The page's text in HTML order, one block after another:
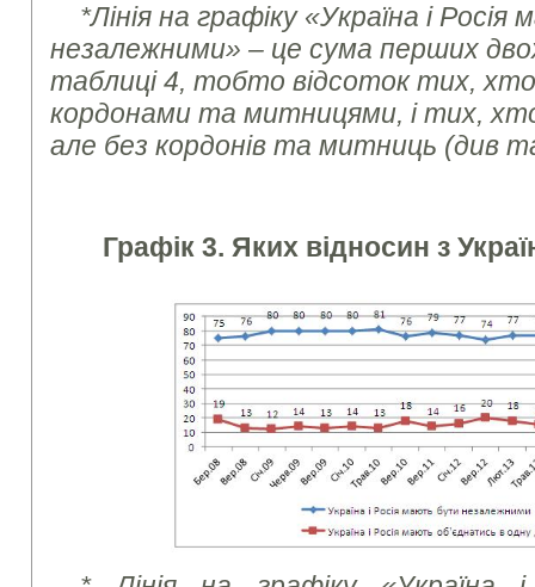
*Лінія на графіку «Україна і
незалежними» – це сума перших
таблиці 4, тобто відсоток тих,
кордонами та митницями, і тих,
але без кордонів та митниць (див
Графік 3. Яких відносин з